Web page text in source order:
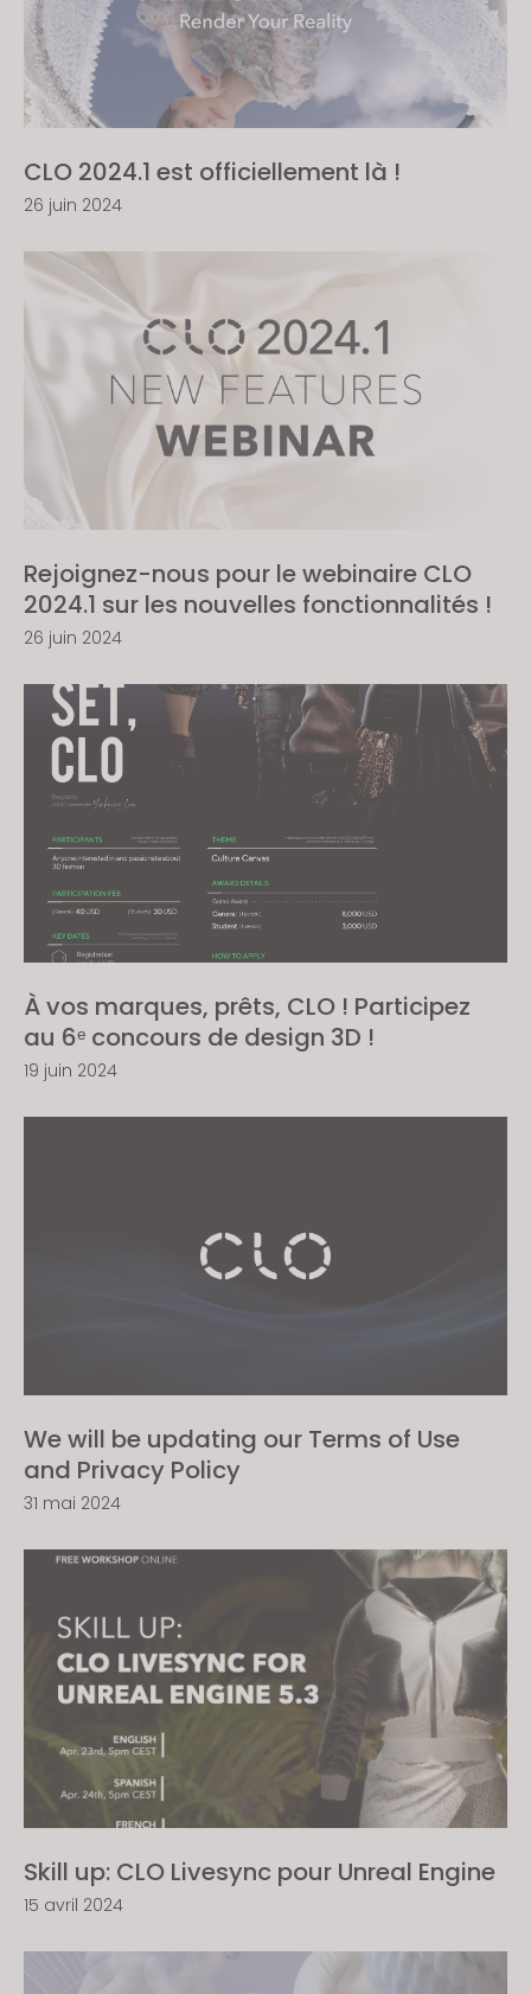
CLO 2024.1 est officiellement là !
26 juin 2024
Rejoignez-nous pour le webinaire CLO
2024.1 sur les nouvelles fonctionnalités !
26 juin 2024
À vos marques, prêts, CLO ! Participez
au 6ᵉ concours de design 3D !
19 juin 2024
We will be updating our Terms of Use
and Privacy Policy
31 mai 2024
Skill up: CLO Livesync pour Unreal Engine
15 avril 2024